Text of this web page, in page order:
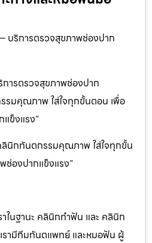
บริการตรวจสุขภาพช่องปาก
ารตรวจสุขภาพช่องปาก
มคุณภาพ ใส่ใจทุกขั้นตอน เพื่อ
ข็งแรง”
นิกทันตกรรมคุณภาพ ใส่ใจทุกขั้น
ช่องปากแข็งแรง”
ในฐานะ คลินิกทำฟัน และ คลินิก
รามีทีมทันตแพทย์ และหมอฟัน ผู้